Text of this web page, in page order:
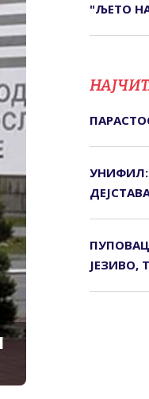
"ЉЕТО
УНИФИЛ:
ЈЕЗИВО,